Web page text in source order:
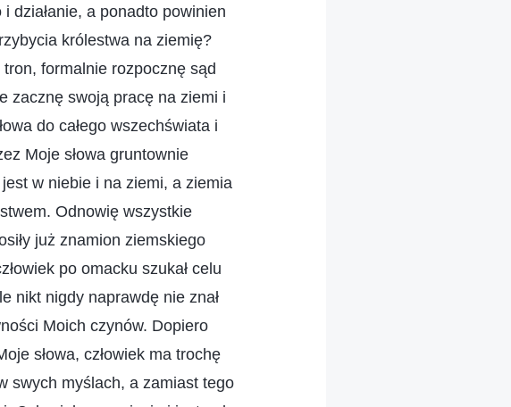
działanie, a ponadto powinien
królestwa na ziemię?
formalnie rozpocznę sąd
zacznę swoją pracę na ziemi i
do całego wszechświata i
Moje słowa gruntownie
w niebie i na ziemi, a ziemia
Odnowię wszystkie
już znamion ziemskiego
po omacku szukał celu
nikt nigdy naprawdę nie znał
Moich czynów. Dopiero
słowa, człowiek ma trochę
swych myślach, a zamiast tego